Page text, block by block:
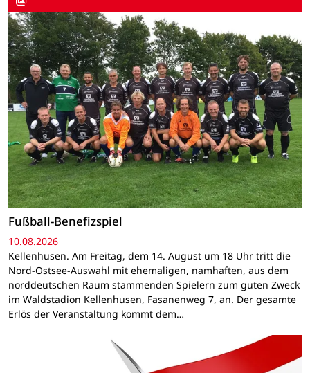
Fußball-Benefizspiel
10.08.2026
Kellenhusen. Am Freitag, dem 14. August um 18 Uhr tritt die
Nord-Ostsee-Auswahl mit ehemaligen, namhaften, aus dem
norddeutschen Raum stammenden Spielern zum guten Zweck
im Waldstadion Kellenhusen, Fasanenweg 7, an. Der gesamte
Erlös der Veranstaltung kommt dem…